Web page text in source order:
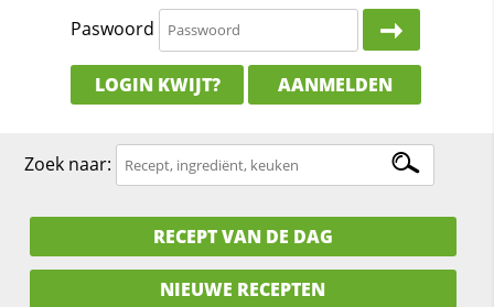
Paswoord
LOGIN KWIJT? AANMELDEN
Zoek naar:
RECEPT VAN DE DAG
NIEUWE RECEPTEN